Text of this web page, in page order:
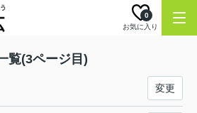
お気に入り
0
覧(3ページ目)
変更